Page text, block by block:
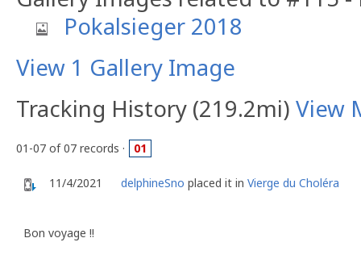
Pokalsieger 2018
View 1 Gallery Image
Tracking History (219.2mi) View
01-07 of 07 records · 01
11/4/2021 delphineSno placed it in Vierge du Choléra
Bon voyage !!